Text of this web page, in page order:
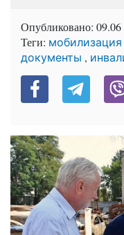
Опубликовано:
Теги: мобилизация
документы ,